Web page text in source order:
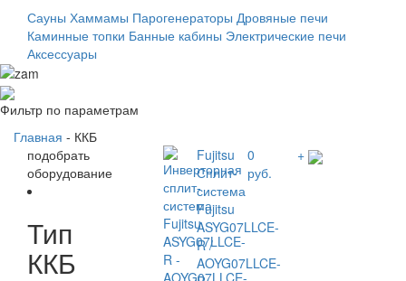
Сауны Хаммамы Парогенераторы Дровяные печи
Каминные топки Банные кабины Электрические печи
Аксессуары
Фильтр по параметрам
Главная - ККБ
подобрать
оборудование
Тип
ККБ
Fujitsu
Сплит-
система
Fujitsu
ASYG07LLCE-
R /
AOYG07LLCE-
0
руб.
+